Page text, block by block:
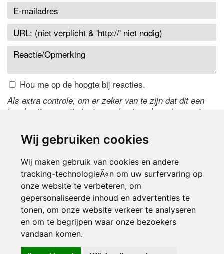
Wij gebruiken cookies
Wij maken gebruik van cookies en andere
tracking-technologieÃ«n om uw surfervaring op
onze website te verbeteren, om
gepersonaliseerde inhoud en advertenties te
tonen, om onze website verkeer te analyseren
en om te begrijpen waar onze bezoekers
vandaan komen.
Hou me op de hoogte bij reacties.
Als extra controle, om er zeker van te zijn dat dit een
handmatige reactie is, typ onderstaande code over in
de code te wijzigen.